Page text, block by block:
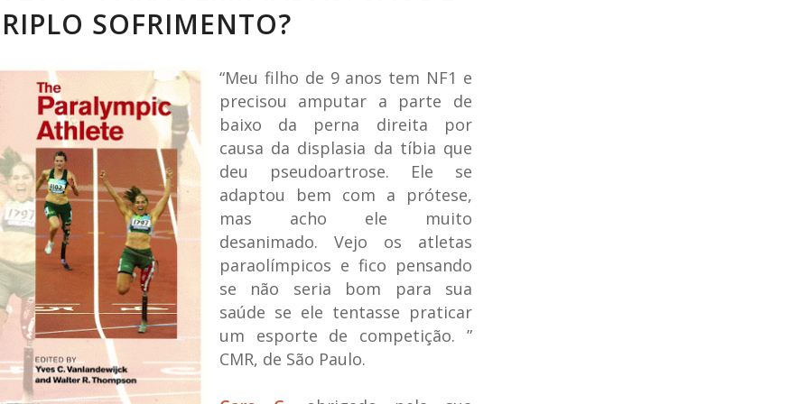
SOFRIMENTO?
“Meu filho de 9 anos tem NF1 e
precisou amputar a parte de
baixo da perna direita por
causa da displasia da tíbia que
deu pseudoartrose. Ele se
adaptou bem com a prótese,
mas acho ele muito
desanimado. Vejo os atletas
paraolímpicos e fico pensando
se não seria bom para sua
saúde se ele tentasse praticar
um esporte de competição. ”
CMR, de São Paulo.